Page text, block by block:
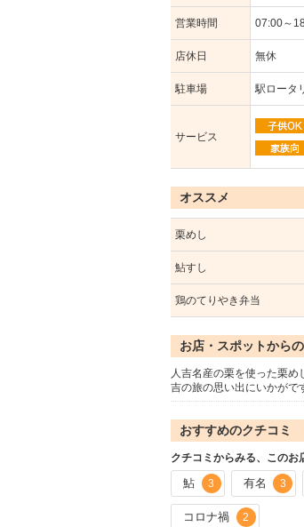
営業時間 07:00～
店休日 無休
駐車場 駅ロータ
サービス
オススメ
栗めし
鮎すし
鶏のてりやき弁当
お店・スポットから
人吉名産の栗を使った栗
吉の旅の思い出にいかがで
おすすめのクチコミ
クチコミからみる、このお
鮎 3 有名 3
コロナ禍 2